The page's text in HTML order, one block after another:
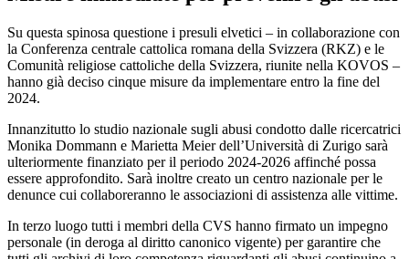
Su questa spinosa questione i presuli elvetici – in collaborazione con
la Conferenza centrale cattolica romana della Svizzera (RKZ) e le
Comunità religiose cattoliche della Svizzera, riunite nella KOVOS –
hanno già deciso cinque misure da implementare entro la fine del
2024.
Innanzitutto lo studio nazionale sugli abusi condotto dalle ricercatrici
Monika Dommann e Marietta Meier dell’Università di Zurigo sarà
ulteriormente finanziato per il periodo 2024-2026 affinché possa
essere approfondito. Sarà inoltre creato un centro nazionale per le
denunce cui collaboreranno le associazioni di assistenza alle vittime.
In terzo luogo tutti i membri della CVS hanno firmato un impegno
personale (in deroga al diritto canonico vigente) per garantire che